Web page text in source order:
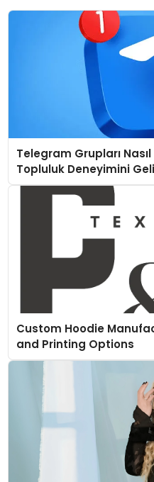
Telegram Grupları
Topluluk Deneyimini
Custom Hoodie
and Printing Options